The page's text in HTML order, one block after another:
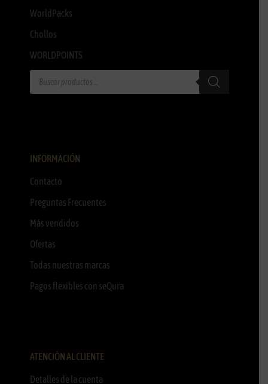
WorldPacks
Chollos
WORLDPOINTS
INFORMACIÓN
Contacto
Preguntas Frecuentes
Más vendidos
Ofertas
Todas nuestras marcas
Pagos flexibles con seQura
ATENCIÓN AL CLIENTE
Detalles de la cuenta